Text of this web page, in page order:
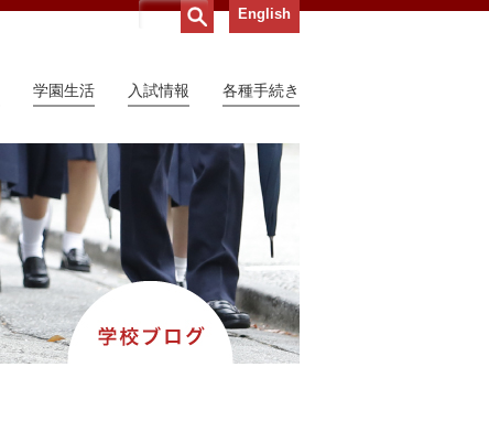
English
学園生活 入試情報 各種手続き